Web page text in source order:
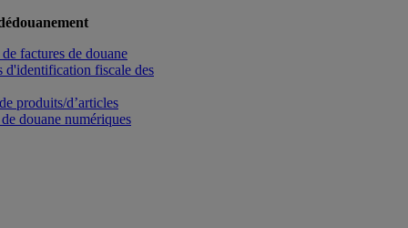
factures de douane
d'identification fiscale des
produits/d’articles
douane numériques